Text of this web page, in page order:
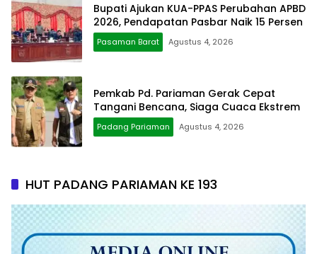
Bupati Ajukan KUA-PPAS Perubahan APBD
2026, Pendapatan Pasbar Naik 15 Persen
Pasaman Barat Agustus 4, 2026
Pemkab Pd. Pariaman Gerak Cepat
Tangani Bencana, Siaga Cuaca Ekstrem
Padang Pariaman Agustus 4, 2026
HUT PADANG PARIAMAN KE 193